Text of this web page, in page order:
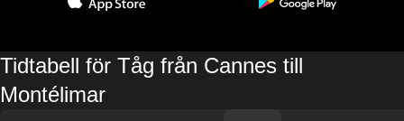
Tidtabell för Tåg från Cannes till
Montélimar